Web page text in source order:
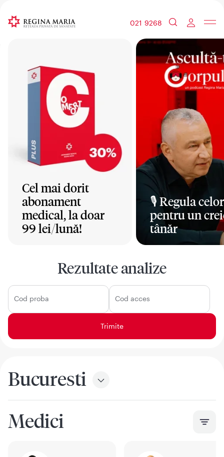
021 9268
Cel mai dorit
abonament
medical, la doar
99 lei/lună!
🎙️ Regula
pentru un
tânăr
Rezultate analize
Cod proba Cod acces
Bucuresti
Medici